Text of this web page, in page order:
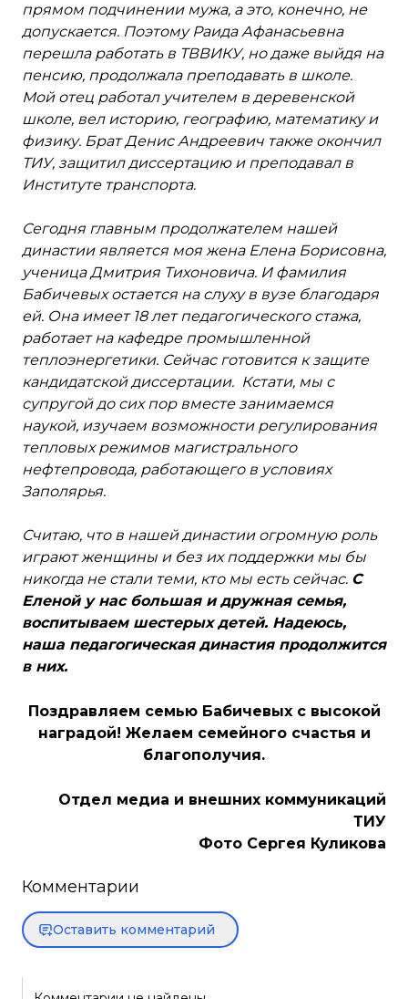
прямом подчинении мужа, а это, конечно, не
допускается. Поэтому Раида Афанасьевна
перешла работать в ТВВИКУ, но даже выйдя на
пенсию, продолжала преподавать в школе.
Мой отец работал учителем в деревенской
школе, вел историю, географию, математику и
физику. Брат Денис Андреевич также окончил
ТИУ, защитил диссертацию и преподавал в
Институте транспорта.
Сегодня главным продолжателем нашей
династии является моя жена Елена Борисовна,
ученица Дмитрия Тихоновича. И фамилия
Бабичевых остается на слуху в вузе благодаря
ей. Она имеет 18 лет педагогического стажа,
работает на кафедре промышленной
теплоэнергетики. Сейчас готовится к защите
кандидатской диссертации. Кстати, мы с
супругой до сих пор вместе занимаемся
наукой, изучаем возможности регулирования
тепловых режимов магистрального
нефтепровода, работающего в условиях
Заполярья.
Считаю, что в нашей династии огромную роль
играют женщины и без их поддержки мы бы
никогда не стали теми, кто мы есть сейчас. С
Еленой у нас большая и дружная семья,
воспитываем шестерых детей. Надеюсь,
наша педагогическая династия продолжится
в них.
Поздравляем семью Бабичевых с высокой
наградой! Желаем семейного счастья и
благополучия.
Отдел медиа и внешних коммуникаций
ТИУ
Фото Сергея Куликова
Комментарии
Оставить комментарий